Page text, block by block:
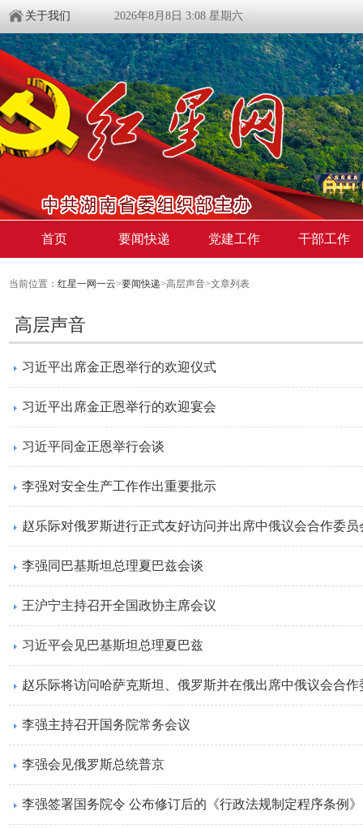
关于我们 2026年8月8日 3:08 星期六
首页 要闻快递 党建工作 干部工作
当前位置： 红星一网一云>要闻快递>高层声音>文章列表
高层声音
习近平出席金正恩举行的欢迎仪式
习近平出席金正恩举行的欢迎宴会
习近平同金正恩举行会谈
李强对安全生产工作作出重要批示
赵乐际对俄罗斯进行正式友好访问并出席中俄议会合作委
李强同巴基斯坦总理夏巴兹会谈
王沪宁主持召开全国政协主席会议
习近平会见巴基斯坦总理夏巴兹
赵乐际将访问哈萨克斯坦、俄罗斯并在俄出席中俄议会合
李强主持召开国务院常务会议
李强会见俄罗斯总统普京
李强签署国务院令 公布修订后的《行政法规制定程序条例》